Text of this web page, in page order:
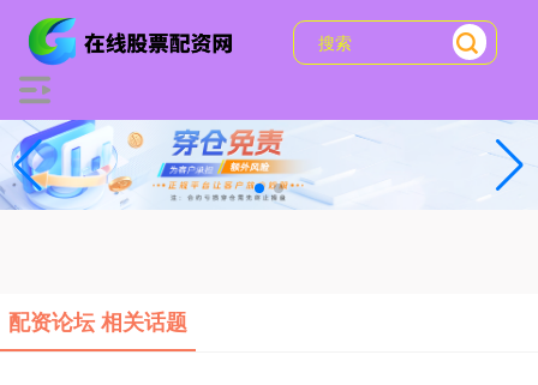
配资论坛 相关话题